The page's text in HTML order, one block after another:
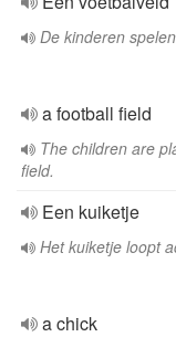
De kinderen
a football field
The children are
field.
Een kuiketje
Het kuiketje loopt
a chick